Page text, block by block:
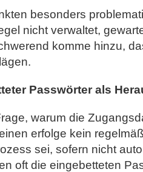
besonders
nicht verwaltet,
komme hinzu,
Passwörter als
warum die
erfolge kein
sei, sofern nicht
oft die eingebetteten